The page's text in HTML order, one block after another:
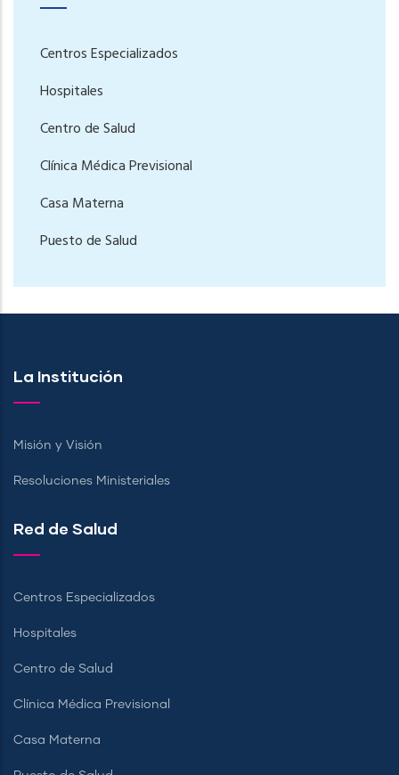
Centros Especializados
Hospitales
Centro de Salud
Clínica Médica Previsional
Casa Materna
Puesto de Salud
La Institución
Misión y Visión
Resoluciones Ministeriales
Red de Salud
Centros Especializados
Hospitales
Centro de Salud
Clínica Médica Previsional
Casa Materna